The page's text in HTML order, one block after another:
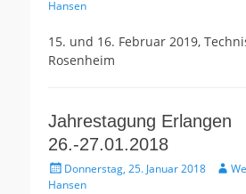
am
Hansen
15. und 16. Februar 2019,
Rosenheim
Jahrestagung Erlangen
26.-27.01.2018
Gepostet
am
Donnerstag, 25. Januar 2018 Autor
Hansen